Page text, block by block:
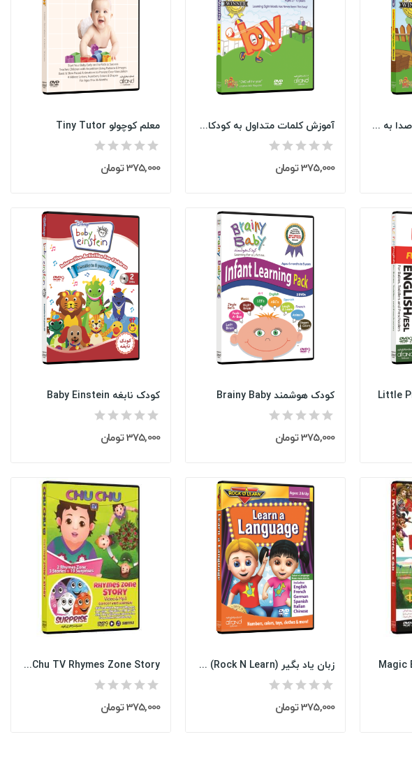
آموزش ترکیب های بی صدا به کودکان Meet the Phonics آموزش کلمات متداول به کودکان Meet the Sight...
375,000 تومان
معلم کوچولو Tiny Tutor
375,000 تومان
کودک هوشمند Brainy Baby
375,000 تومان
کودک نابغه Baby Einstein
375,000 تومان
زبان یاد بگیر (Learn A Language (Rock N Learn
375,000 تومان
Chu Chu TV Rhymes Zone Story
375,000 تومان